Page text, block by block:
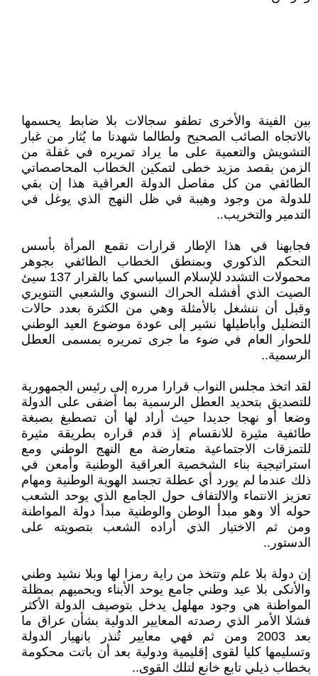
بين الفينة والأخرى تطفو سجالات بلا ضابط يحسمها
بالاتجاه الصائب الصحيح ولطالما شهدنا ما يُثار من غبار
التشويش والتعمية على ما يراد تمريره في غفلة من
الزمن بقصد مزيد خطى لتمكين الخطاب المحاصصاتي
الطائفي من كل مفاصل الدولة العراقية هذا إن بقي
للدولة من وجود وهيبة في ظل النهج الذي يوغل في
التدمير والتخريب..
فجابهنا في هذا الإطار قرارات تقمع المرأة بأسس
التحكم الذكوري وبمنطق الخطاب الطائفي بجوهر
محمولات التشدد للإسلام السياسي كما بالقرار 137 سيئ
الصيت الذي أفشله الحراك النسوي والشعبي التنويري
وقبل أن ننشغل بالأمثلة وهي من الكثرة بعدد حالات
التضليل وأباطيلها نشير إلى عودة موضوع العيد الوطني
للحوار العام في ضوء ما جرى تمريره بمسمى العطل
الرسمية..
لقد اتخذ مجلس النواب قرارا مرره إلى رئيس الجمهورية
للتصديق بتحديد العطل الرسمية بما أضفى على الدولة
وضعا أو نهجا جديدا حيث أراد لها أن تصطبغ بصبغة
طائفية مثيرة للانقسام إذ قدم قراره بطريقة مثيرة
للتمزقات الاجتماعية متعارضة مع النهج الوطني ومع
استراتيجية بناء الشخصية العراقية الوطنية وأمعن في
ذلك عندما لم يورد أي عطلة تجسد الهوية الوطنية ومهام
تعزيز الانتماء والالتفاف حول الجامع الذي يوحد الشعب
حوله ألا وهو مبدأ الوطن والوطنية مبدأ دولة المواطنة
ومن ثم الاختيار الذي أراده الشعب بتصويته على
الدستور..
إن دولة بلا علم وتتخذ من راية رمزا لها وبلا نشيد وطني
والأنكى بلا عيد وطني جامع يوحد الأبناء ويحميهم بمظلة
المواطنة هي وجود مهلهل يدخل بتوصيف الدولة الأكثر
فشلا الأمر الذي رصدته المعايير الدولية بشأن عراق ما
بعد 2003 ومن ثم فهي معايير تُنذر بانهيار الدولة
وتسليمها كليا لقوى إقليمية ودولية بعد أن باتت محكومة
بخطاب ذيلي تابع خانع لتلك القوى..